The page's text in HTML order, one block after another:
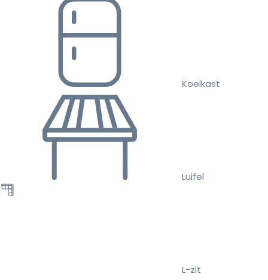
Koelkast
Luifel
L-zit